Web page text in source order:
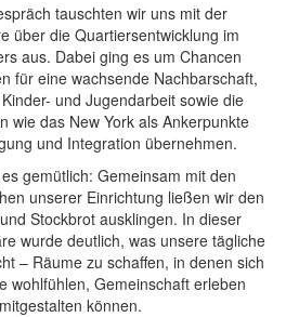
tauschten wir uns mit der
über die Quartiersentwicklung im
aus. Dabei ging es um Chancen
für eine wachsende Nachbarschaft,
und Jugendarbeit sowie die
wie das New York als Ankerpunkte
und Integration übernehmen.
gemütlich: Gemeinsam mit den
unserer Einrichtung ließen wir den
Stockbrot ausklingen. In dieser
wurde deutlich, was unsere tägliche
– Räume zu schaffen, in denen sich
wohlfühlen, Gemeinschaft erleben
können.